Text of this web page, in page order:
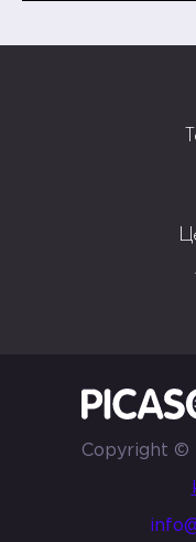
Copyright ©